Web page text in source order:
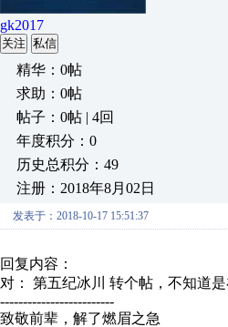
gk2017
关注 私信
精华：0帖
求助：0帖
帖子：0帖 | 4回
年度积分：0
历史总积分：49
注册：2018年8月02日
发表于：2018-10-17 15:51:37
回复内容：
对： 第五纪冰川 转个帖，不知
-------------------------
致敬前辈，解了燃眉之急